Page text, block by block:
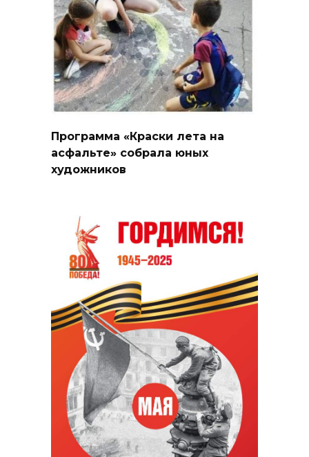
Программа «Краски лета на
асфальте» собрала юных
художников